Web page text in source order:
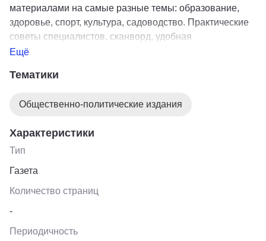
материалами на самые разные темы: образование,
здоровье, спорт, культура, садоводство. Практические
советы специалистов, сканворд, удобная
телепрограмма.
Ещё
Тематики
Общественно-политические издания
Характеристики
Тип
Газета
Количество страниц
-
Периодичность